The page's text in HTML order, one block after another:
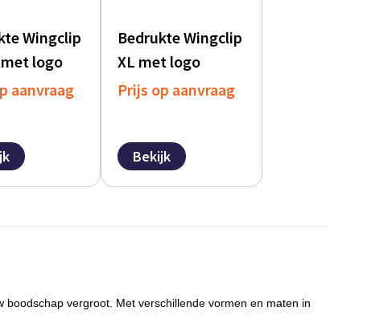
Wingclip
logo
aanvraag
Bedrukte Wingclip
XL met logo
Prijs op aanvraag
Bekijk
vergroot. Met verschillende vormen en maten in